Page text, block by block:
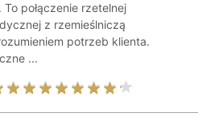
połączenie rzetelnej
z rzemieślniczą
potrzeb klienta.
...